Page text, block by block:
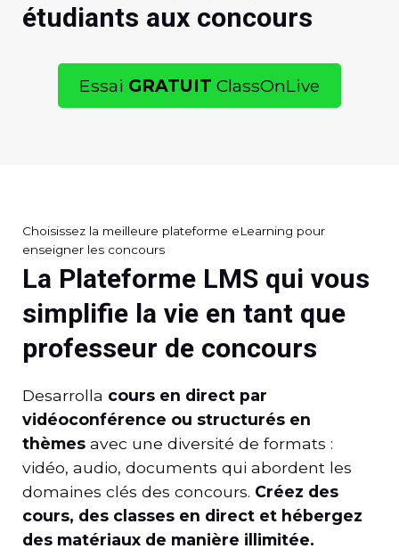
étudiants aux concours
Essai GRATUIT ClassOnLive
Choisissez la meilleure plateforme eLearning pour
enseigner les concours
La Plateforme LMS qui vous
simplifie la vie en tant que
professeur de concours
Desarrolla cours en direct par
vidéoconférence ou structurés en
thèmes avec une diversité de formats :
vidéo, audio, documents qui abordent les
domaines clés des concours. Créez des
cours, des classes en direct et hébergez
des matériaux de manière illimitée.